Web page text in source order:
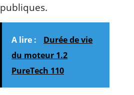
publiques.
A lire :
Durée de vie
du moteur 1.2
PureTech 110